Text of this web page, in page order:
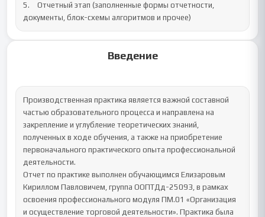
5.	Отчетный этап (заполненные формы отчетности,
документы, блок-схемы алгоритмов и прочее)
Введение
Производственная практика является важной составной
частью образовательного процесса и направлена на
закрепление и углубление теоретических знаний,
полученных в ходе обучения, а также на приобретение
первоначального практического опыта профессиональной
деятельности.
Отчет по практике выполнен обучающимся Елизаровым
Кириллом Павловичем, группа ООПТДд-25093, в рамках
освоения профессионального модуля ПМ.01 «Организация
и осуществление торговой деятельности». Практика была